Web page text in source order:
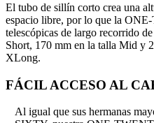
El tubo de sillín corto crea una
espacio libre, por lo que la
telescópicas de largo recorrido
Short, 170 mm en la talla Mid y
XLong.
FÁCIL ACCESO AL
Al igual que sus hermanas